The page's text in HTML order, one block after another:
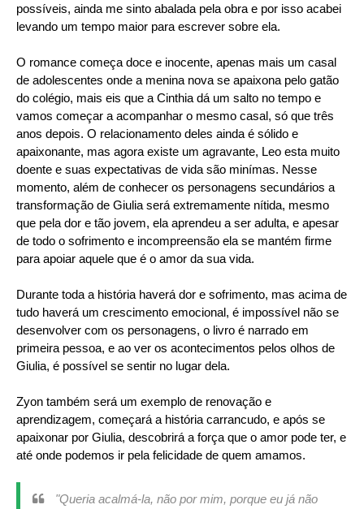
possíveis, ainda me sinto abalada pela obra e por isso acabei
levando um tempo maior para escrever sobre ela.
O romance começa doce e inocente, apenas mais um casal
de adolescentes onde a menina nova se apaixona pelo gatão
do colégio, mais eis que a Cinthia dá um salto no tempo e
vamos começar a acompanhar o mesmo casal, só que três
anos depois. O relacionamento deles ainda é sólido e
apaixonante, mas agora existe um agravante, Leo esta muito
doente e suas expectativas de vida são minímas. Nesse
momento, além de conhecer os personagens secundários a
transformação de Giulia será extremamente nítida, mesmo
que pela dor e tão jovem, ela aprendeu a ser adulta, e apesar
de todo o sofrimento e incompreensão ela se mantém firme
para apoiar aquele que é o amor da sua vida.
Durante toda a história haverá dor e sofrimento, mas acima de
tudo haverá um crescimento emocional, é impossível não se
desenvolver com os personagens, o livro é narrado em
primeira pessoa, e ao ver os acontecimentos pelos olhos de
Giulia, é possível se sentir no lugar dela.
Zyon também será um exemplo de renovação e
aprendizagem, começará a história carrancudo, e após se
apaixonar por Giulia, descobrirá a força que o amor pode ter, e
até onde podemos ir pela felicidade de quem amamos.
"Queria acalmá-la, não por mim, porque eu já não